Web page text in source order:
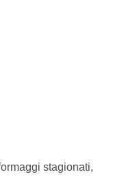
stagionati,